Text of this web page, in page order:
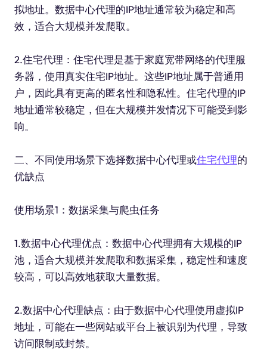
拟地址。数据中心代理的IP地址通常较为稳定和高
效，适合大规模并发爬取。
2.住宅代理：住宅代理是基于家庭宽带网络的代理服
务器，使用真实住宅IP地址。这些IP地址属于普通用
户，因此具有更高的匿名性和隐私性。住宅代理的IP
地址通常较稳定，但在大规模并发情况下可能受到影
响。
二、不同使用场景下选择数据中心代理或住宅代理的
优缺点
使用场景1：数据采集与爬虫任务
1.数据中心代理优点：数据中心代理拥有大规模的IP
池，适合大规模并发爬取和数据采集，稳定性和速度
较高，可以高效地获取大量数据。
2.数据中心代理缺点：由于数据中心代理使用虚拟IP
地址，可能在一些网站或平台上被识别为代理，导致
访问限制或封禁。